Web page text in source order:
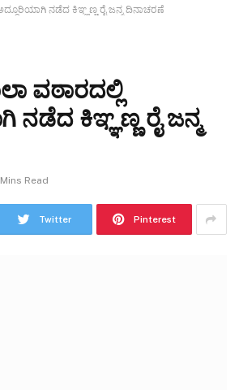
ನಡೆದ ಕಿಞ್ಞಣ್ಣ ರೈ ಜನ್ಮ ದಿನಾಚರಣೆ
ವಠಾರದಲ್ಲಿ
ನಡೆದ ಕಿಞ್ಞಣ್ಣ ರೈ ಜನ್ಮ
Read
Twitter Pinterest